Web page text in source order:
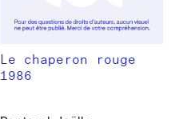
Le chaperon rouge
1986